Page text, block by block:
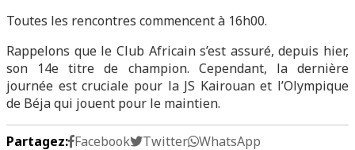
Toutes les rencontres commencent à 16h00.
Rappelons que le Club Africain s’est assuré, depuis hier,
son 14e titre de champion. Cependant, la dernière
journée est cruciale pour la JS Kairouan et l’Olympique
de Béja qui jouent pour le maintien.
Partagez: Facebook Twitter WhatsApp